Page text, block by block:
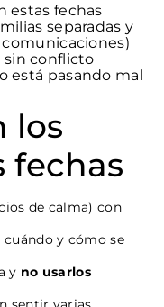
estas fechas
separadas y
comunicaciones)
sin conflicto
está pasando mal
los
fechas
de calma) con
cuándo y cómo se
y no usarlos